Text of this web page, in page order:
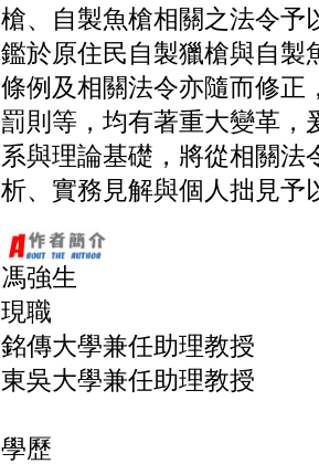
槍、自製魚槍相關之法令予
鑑於原住民自製獵槍與自製
條例及相關法令亦隨而修正
罰則等，均有著重大變革，
系與理論基礎，將從相關
析、實務見解與個人拙見予
馮強生
現職
銘傳大學兼任助理教授
東吳大學兼任助理教授
學歷